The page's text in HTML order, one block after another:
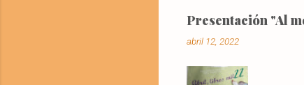
Presentación "Al
abril 12, 2022